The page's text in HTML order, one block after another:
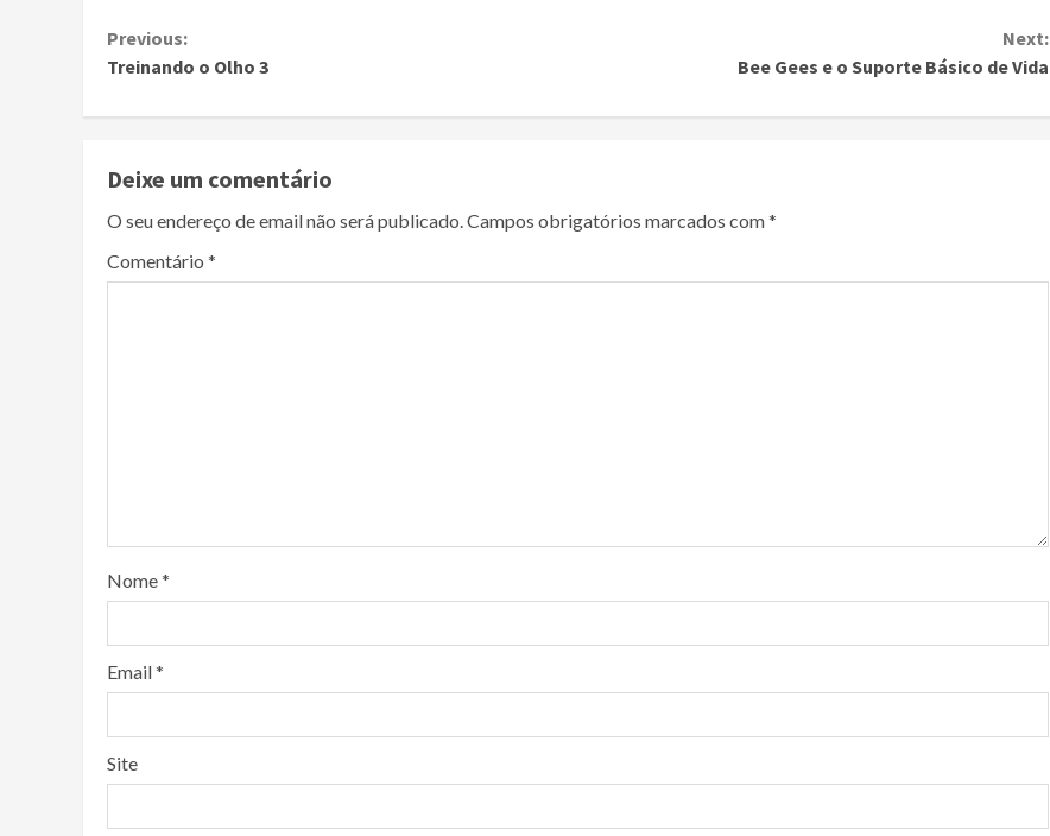
Continue
Previous:
Treinando o Olho 3
Next:
Bee Gees e o Suporte Básico de Vida
Deixe um comentário
O seu endereço de email não será publicado.Campos obrigatórios marcados com*
Comentário *
Nome*
Email*
Site